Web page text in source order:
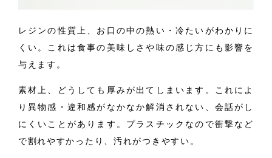
レジンの性質上、お口の中の熱い・冷たいがわかりに
くい。これは食事の美味しさや味の感じ方にも影響を
与え ます。
素材上、どうしても厚みが出てしまいます。これによ
り異物感・違和感がなかなか解消されない、会話がし
にくいことがあります。プラスチックなので衝撃など
で割れやすかったり、汚れがつきやすい。